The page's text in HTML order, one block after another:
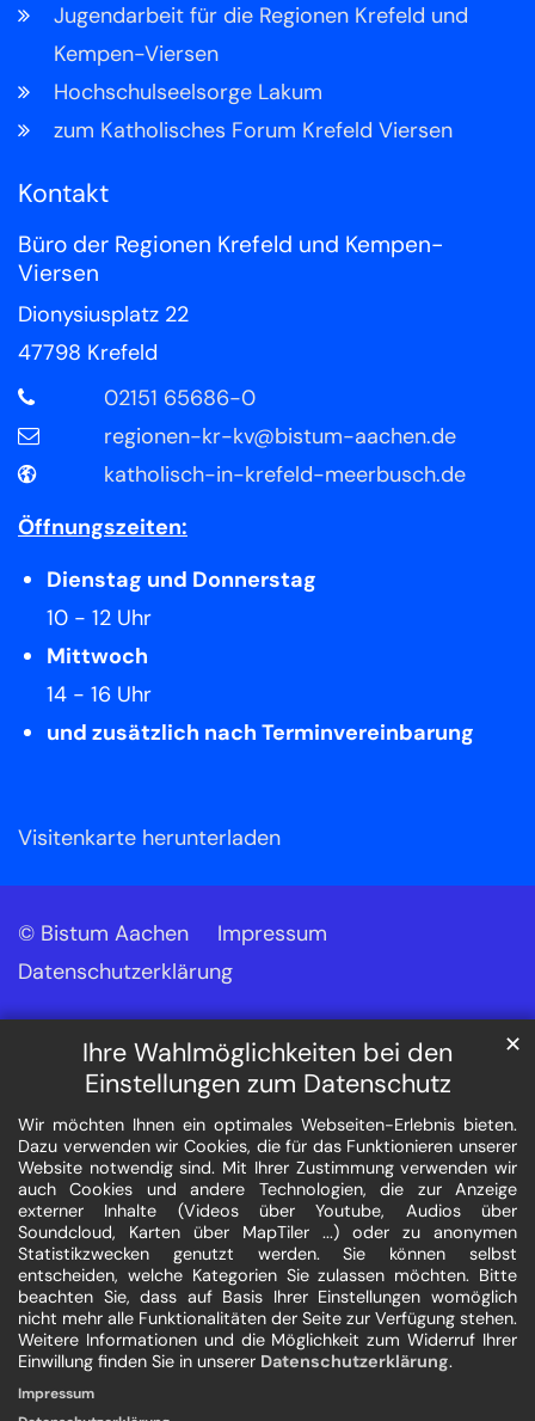
Ihre Wahlmöglichkeiten bei den
Einstellungen zum Datenschutz
Wir möchten Ihnen ein optimales Webseiten-Erlebnis bieten.
Dazu verwenden wir Cookies, die für das Funktionieren unserer
Website notwendig sind. Mit Ihrer Zustimmung verwenden wir
auch Cookies und andere Technologien, die zur Anzeige
externer Inhalte (Videos über Youtube, Audios über
Soundcloud, Karten über MapTiler ...) oder zu anonymen
Statistikzwecken genutzt werden. Sie können selbst
entscheiden, welche Kategorien Sie zulassen möchten. Bitte
beachten Sie, dass auf Basis Ihrer Einstellungen womöglich
nicht mehr alle Funktionalitäten der Seite zur Verfügung stehen.
Weitere Informationen und die Möglichkeit zum Widerruf Ihrer
Einwillung finden Sie in unserer Datenschutzerklärung.
✕
Impressum
Jugendarbeit für die Regionen Krefeld und
Kempen-Viersen
Hochschulseelsorge Lakum
zum Katholisches Forum Krefeld Viersen
Kontakt
Büro der Regionen Krefeld und Kempen-
Viersen
Dionysiusplatz 22
47798 Krefeld
02151 65686-0
regionen-kr-kv@bistum-aachen.de
katholisch-in-krefeld-meerbusch.de
Öffnungszeiten:
Dienstag und Donnerstag
10 - 12 Uhr
Mittwoch
14 - 16 Uhr
und zusätzlich nach Terminvereinbarung
Visitenkarte herunterladen
© Bistum Aachen
Impressum
Datenschutzerklärung